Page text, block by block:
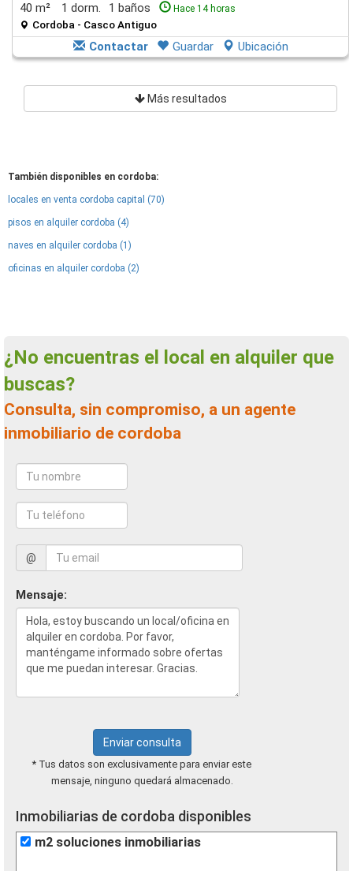
40 m² 1 dorm. 1 baños Hace 14 horas
Cordoba - Casco Antiguo
Contactar Guardar Ubicación
Más resultados
También disponibles en cordoba:
locales en venta cordoba capital (70)
pisos en alquiler cordoba (4)
naves en alquiler cordoba (1)
oficinas en alquiler cordoba (2)
¿No encuentras el local en alquiler que
buscas?
Consulta, sin compromiso, a un agente
inmobiliario de cordoba
@
Mensaje:
Enviar consulta
* Tus datos son exclusivamente para enviar este
mensaje, ninguno quedará almacenado.
Inmobiliarias de cordoba disponibles
m2 soluciones inmobiliarias